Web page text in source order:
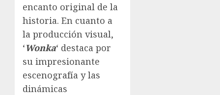
encanto original de la
historia. En cuanto a
la producción visual,
‘Wonka‘ destaca por
su impresionante
escenografía y las
dinámicas